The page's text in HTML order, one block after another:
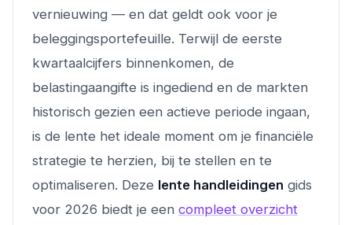
vernieuwing — en dat geldt ook voor je
beleggingsportefeuille. Terwijl de eerste
kwartaalcijfers binnenkomen, de
belastingaangifte is ingediend en de markten
historisch gezien een actieve periode ingaan,
is de lente het ideale moment om je financiële
strategie te herzien, bij te stellen en te
optimaliseren. Deze lente handleidingen gids
voor 2026 biedt je een compleet overzicht